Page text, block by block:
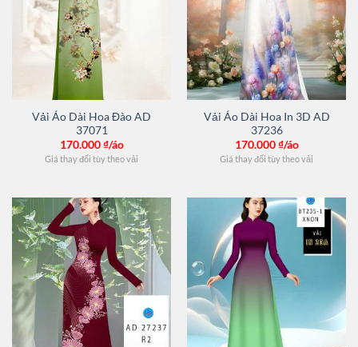
Vải Áo Dài Hoa Đào AD
37071
170.000₫/áo
Giá thay đổi tùy theo vải
Vải Áo Dài Hoa In 3D AD
37236
170.000₫/áo
Giá thay đổi tùy theo vải